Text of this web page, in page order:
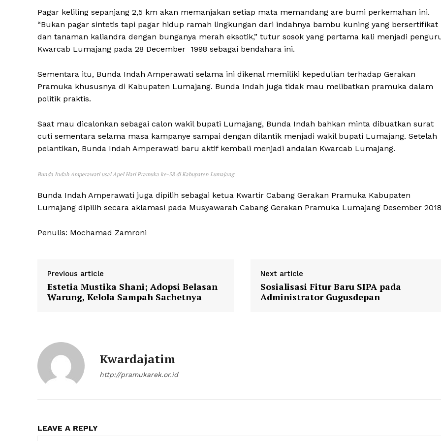
Pagar keliling sepanjang 2,5 km akan memanjakan setiap mata memandang are bumi perkemahan ini.
“Bukan pagar sintetis tapi pagar hidup ramah lingkungan dari indahnya bambu kuning yang bersertifikat
dan tanaman kaliandra dengan bunganya merah eksotik,” tutur sosok yang pertama kali menjadi
Kwarcab Lumajang pada 28 December 1998 sebagai bendahara ini.
Sementara itu, Bunda Indah Amperawati selama ini dikenal memiliki kepedulian terhadap Gerakan
Pramuka khususnya di Kabupaten Lumajang. Bunda Indah juga tidak mau melibatkan pramuka dalam
politik praktis.
Saat mau dicalonkan sebagai calon wakil bupati Lumajang, Bunda Indah bahkan minta dibuatkan surat
cuti sementara selama masa kampanye sampai dengan dilantik menjadi wakil bupati Lumajang. Setelah
pelantikan, Bunda Indah Amperawati baru aktif kembali menjadi andalan Kwarcab Lumajang.
Bunda Indah Amperawati usai Apel Hari Pramuka ke-58 di Kabupaten Lumajang
Bunda Indah Amperawati juga dipilih sebagai ketua Kwartir Cabang Gerakan Pramuka Kabupaten
Lumajang dipilih secara aklamasi pada Musyawarah Cabang Gerakan Pramuka Lumajang Desember
Penulis: Mochamad Zamroni
Previous article
Estetia Mustika Shani; Adopsi Belasan
Warung, Kelola Sampah Sachetnya
Next article
Sosialisasi Fitur Baru SIPA pada
Administrator Gugusdepan
Kwardajatim
http://pramukarek.or.id
LEAVE A REPLY